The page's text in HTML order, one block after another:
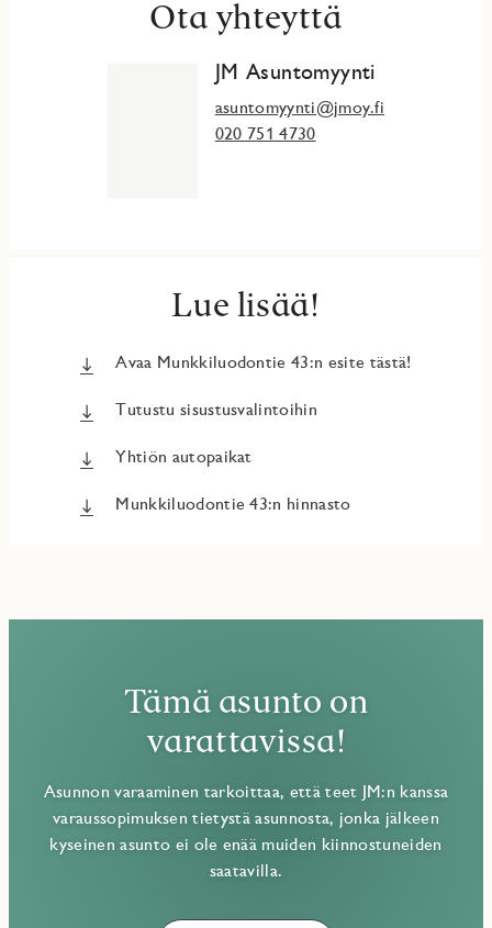
Ota yhteyttä
JM Asuntomyynti
asuntomyynti@jmoy.fi
020 751 4730
Lue lisää!
Avaa Munkkiluodontie 43:n esite tästä!
Tutustu sisustusvalintoihin
Yhtiön autopaikat
Munkkiluodontie 43:n hinnasto
Tämä asunto on
varattavissa!
Asunnon varaaminen tarkoittaa, että teet JM:n kanssa
varaussopimuksen tietystä asunnosta, jonka jälkeen
kyseinen asunto ei ole enää muiden kiinnostuneiden
saatavilla.